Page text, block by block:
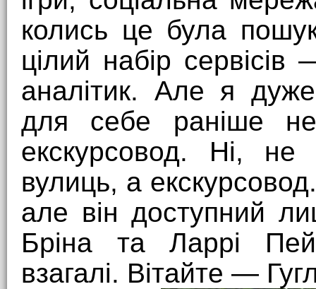
колись це була
цілий набір сервісів
аналітик. Але я
для себе раніше
екскурсовод. Ні, не
вулиць, а
але він доступний
Бріна та Ларрі
взагалі. Вітайте —